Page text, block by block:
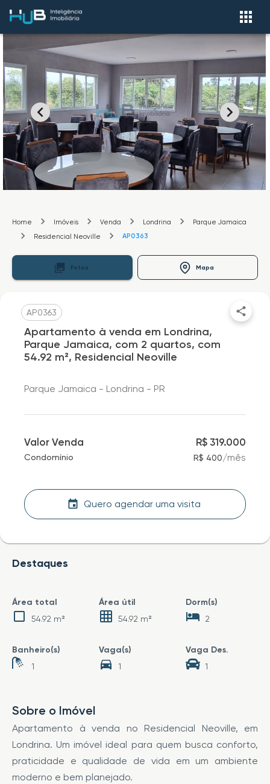
Home Imóveis Venda Londrina
Parque Jamaica
Residencial Neoville
AP0363
Fotos Mapa
AP0363
Apartamento à venda em Londrina,
Parque Jamaica, com 2 quartos, com
54.92 m², Residencial Neoville
Parque Jamaica - Londrina - PR
Valor Venda R$ 319.000
Condomínio R$ 400/mês
Quero agendar uma visita
Destaques
Área total
54.92 m²
Área útil
54.92 m²
Dorm(s)
2
Banheiro(s)
1
Vaga(s)
1
Vaga Des.
1
Sobre o Imóvel
Apartamento à venda no Residencial Neoville, em
Londrina. Um imóvel ideal para quem busca conforto,
praticidade e qualidade de vida em um ambiente
moderno e bem planejado.